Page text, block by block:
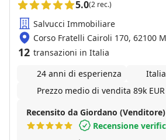
5.0(2 rec.)
Salvucci Immobiliare
Corso Fratelli Cairoli 170, 62100
12 transazioni in Italia
24 anni di esperienza
Prezzo medio di vendita 89k EUR
Recensito da Giordano (Venditore)
Recensione